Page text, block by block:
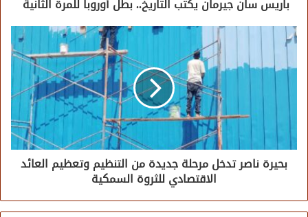
باريس سان جيرمان يكتب التاريخ.. بطل أوروبا للمرة الثانية
بحيرة ناصر تدخل مرحلة جديدة من التنظيم وتعظيم العائد
الاقتصادي للثروة السمكية